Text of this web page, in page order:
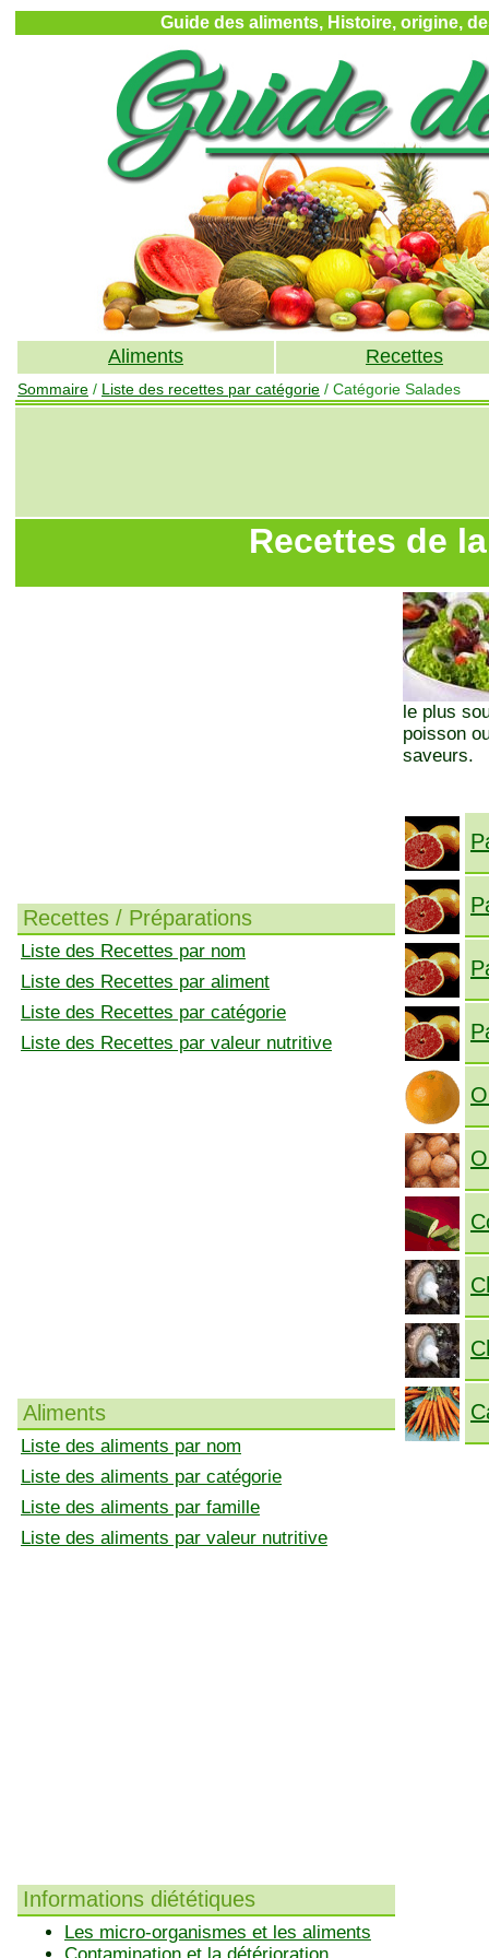
Guide des aliments, Histoire, origine,
Aliments Recettes
Sommaire / Liste des recettes par catégorie / Catégorie Salades
Recettes de
Recettes / Préparations
Liste des Recettes par nom
Liste des Recettes par aliment
Liste des Recettes par catégorie
Liste des Recettes par valeur nutritive
Aliments
Liste des aliments par nom
Liste des aliments par catégorie
Liste des aliments par famille
Liste des aliments par valeur nutritive
Informations diététiques
Les micro-organismes et les aliments
le plus
poisson
saveurs.